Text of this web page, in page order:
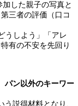
加した親子の写真と
三者の評価（口コ
うしよう」「アレ
有の不安を先回り
ン以外のキーワー
説得材料となり、